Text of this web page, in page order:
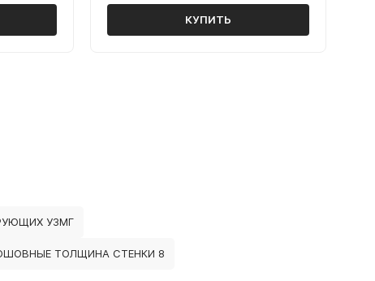
КУПИТЬ
УЗМГ
ТОЛЩИНА СТЕНКИ 8